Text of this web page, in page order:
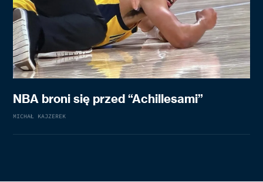
NBA broni się przed “Achillesami”
MICHAŁ KAJZEREK